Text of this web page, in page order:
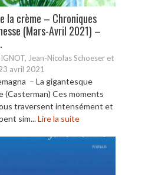
la crème – Chroniques
(Mars-Avril 2021) –
Jean-Nicolas Schoeser et
avril 2021
– La gigantesque
(Casterman) Ces moments
traversent intensément et
sim...Lire la suite